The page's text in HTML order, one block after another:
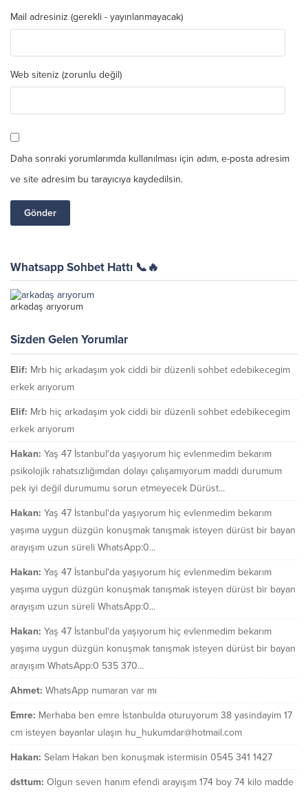
Mail adresiniz (gerekli - yayınlanmayacak)
Web siteniz (zorunlu değil)
Daha sonraki yorumlarımda kullanılması için adım, e-posta adresim
ve site adresim bu tarayıcıya kaydedilsin.
Whatsapp Sohbet Hattı 📞🔥
arkadaş arıyorum
Sizden Gelen Yorumlar
Elif: Mrb hiç arkadaşım yok ciddi bir düzenli sohbet edebikecegim
erkek arıyorum
Elif: Mrb hiç arkadaşım yok ciddi bir düzenli sohbet edebikecegim
erkek arıyorum
Hakan: Yaş 47 İstanbul'da yaşıyorum hiç evlenmedim bekarım
psikolojik rahatsızlığımdan dolayı çalışamıyorum maddi durumum
pek iyi değil durumumu sorun etmeyecek Dürüst...
Hakan: Yaş 47 İstanbul'da yaşıyorum hiç evlenmedim bekarım
yaşıma uygun düzgün konuşmak tanışmak isteyen dürüst bir bayan
arayışım uzun süreli WhatsApp:0...
Hakan: Yaş 47 İstanbul'da yaşıyorum hiç evlenmedim bekarım
yaşıma uygun düzgün konuşmak tanışmak isteyen dürüst bir bayan
arayışım uzun süreli WhatsApp:0...
Hakan: Yaş 47 İstanbul'da yaşıyorum hiç evlenmedim bekarım
yaşıma uygun düzgün konuşmak tanışmak isteyen dürüst bir bayan
arayışım WhatsApp:0 535 370...
Ahmet: WhatsApp numaran var mı
Emre: Merhaba ben emre İstanbulda oturuyorum 38 yasindayim 17
cm isteyen bayanlar ulaşın hu_hukumdar@hotmail.com
Hakan: Selam Hakan ben konuşmak istermisin 0545 341 1427
dsttum: Olgun seven hanım efendi arayışım 174 boy 74 kilo madde